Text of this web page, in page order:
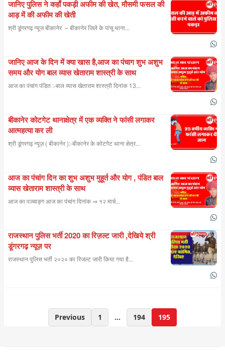
जानिए पुलिस ने कहाँ पकड़ी अफीम की खेत, मौसमी फसल की
आड़ में की अफीम की खेती
श्री डूंगरगढ़ न्यूज बीकानेर – बीकानेर जिले के पांचू थाना...
जानिए आज के दिन में क्या खास है,आज का पंचाग शुभ अशुभ
समय और योग बाल व्यास खेताराम शास्त्री के साथ
आज का पंचांग पंडित :-बाल व्यास खेताराम शास्त्री दिनांक 13...
बीकानेर कोटगेट थानाक्षेत्र में एक व्यक्ति ने फांसी लगाकर
आत्महत्या कर ली
श्री डूंगरगढ़ न्यूज़ ( बीकानेर ):-बीकानेर के कोटगेट थाना क्षेत्र...
आज का पंचांग दिन का शुभ अशुभ मुहूर्त और योग , पंडित बाल
व्यास खेताराम शास्त्री के साथ
आज का पञ्चाङ्ग आज का पंचांग दिनांक ⇒ १२ मार्च...
राजस्थान पुलिस भर्ती 2020 का रिज़ल्ट जारी ,देखिये श्री
डूंगरगढ़ न्यूज़ पर
राजस्थान पुलिस भर्ती २०२० का रिजल्ट जारी किया गया है...
Previous 1 … 194 195